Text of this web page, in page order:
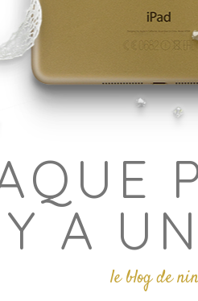
A
le blog de